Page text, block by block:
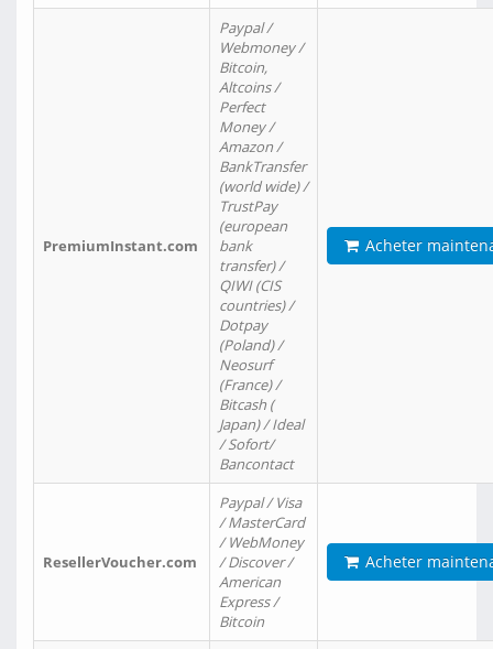
PremiumInstant.com
Paypal /
Webmoney /
Bitcoin,
Altcoins /
Perfect
Money /
Amazon /
BankTransfer
(world wide) /
TrustPay
(european
bank
transfer) /
QIWI (CIS
countries) /
Dotpay
(Poland) /
Neosurf
(France) /
Bitcash (
Japan) / Ideal
/ Sofort/
Bancontact
Acheter
ResellerVoucher.com
Paypal / Visa
/ MasterCard
/ WebMoney
/ Discover /
American
Express /
Bitcoin
Acheter